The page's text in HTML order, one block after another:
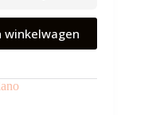
winkelwagen